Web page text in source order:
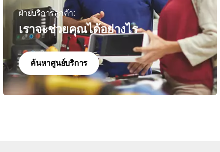
ฝ่ายบริการลูกค้า:
เราจะช่วยคุณได้อย่างไร
ค้นหาศูนย์บริการ